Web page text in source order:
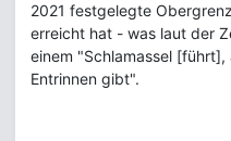
2021 festgelegte
erreicht hat - was laut der
einem "Schlamassel
Entrinnen gibt".